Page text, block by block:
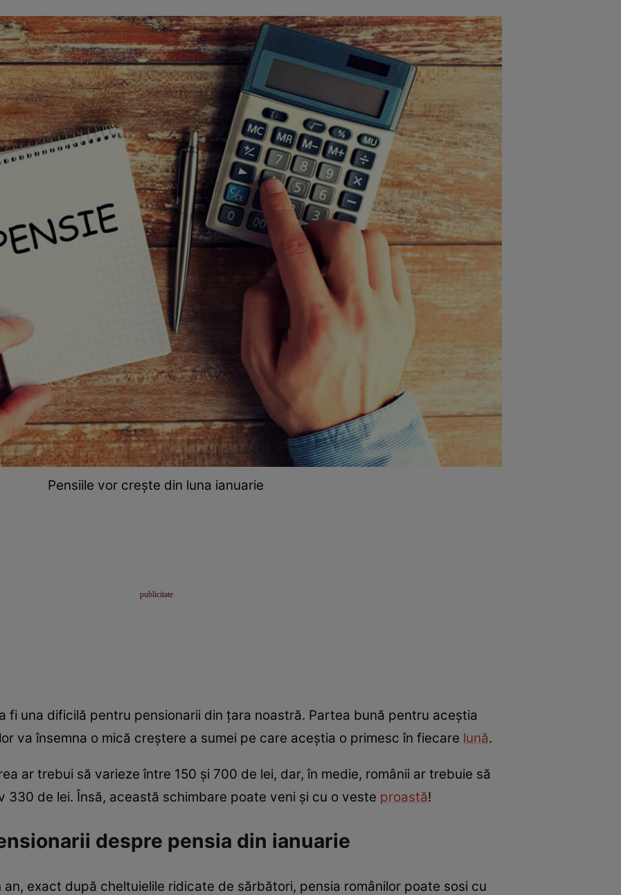
Pensiile vor crește din luna ianuarie
fi una dificilă pentru pensionarii din țara noastră. Partea bună pentru aceștia
va însemna o mică creștere a sumei pe care aceștia o primesc în fiecare lună.
ar trebui să varieze între 150 și 700 de lei, dar, în medie, românii ar trebuie să
330 de lei. Însă, această schimbare poate veni și cu o veste proastă!
despre pensia din ianuarie
exact după cheltuielile ridicate de sărbători, pensia românilor poate sosi cu